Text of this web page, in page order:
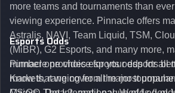
more teams and tournaments than
viewing experience. Pinnacle offers
Astralis, NAVI, Team Liquid, TSM,
(MiBR), G2 Esports, and many more,
number one choice for your esports
Know that we cover all major
Esports Odds
Pinnacle provides esports odds for all
markets, ranging from the most